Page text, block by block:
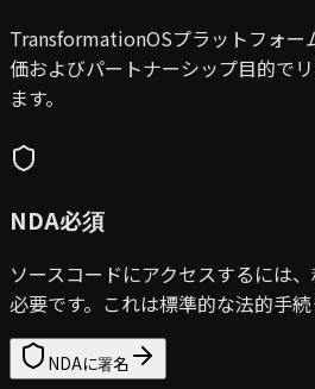
TransformationOSプラットフォー
価およびパートナーシップ目的で
ます。
NDA必須
ソースコードにアクセスするには
必要です。これは標準的な法的手続
NDAに署名